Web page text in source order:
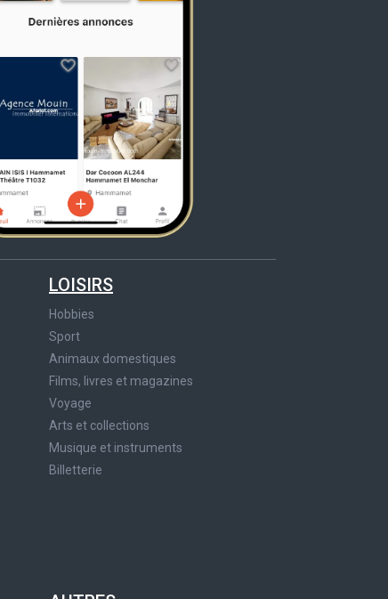
LOISIRS
Hobbies
Sport
Animaux domestiques
Films, livres et magazines
Voyage
Arts et collections
Musique et instruments
Billetterie